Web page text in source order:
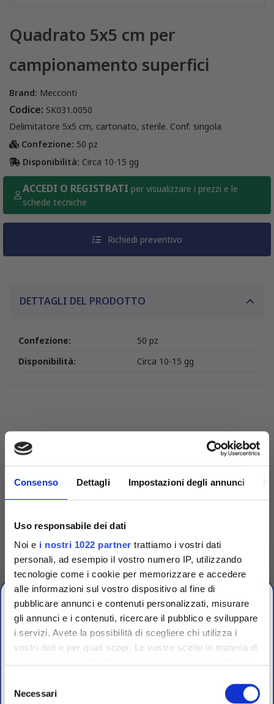
Consenso Dettagli Impostazioni degli annunci
Uso responsabile dei dati
Noi e i nostri 1022 partner trattiamo i vostri dati
personali, ad esempio il vostro numero IP, utilizzando
tecnologie come i cookie per memorizzare e accedere
alle informazioni sul vostro dispositivo al fine di
pubblicare annunci e contenuti personalizzati, misurare
gli annunci e i contenuti, ricercare il pubblico e sviluppare
i servizi. Avete la possibilità di scegliere chi utilizza i
vostri dati e per quali scopi. Le vostre scelte in materia di
modificare o revocare il proprio consenso in qualsiasi
delNecessari
Quadrato 5x5 cm per
campionamento superfici
Brand: Mecconti
Codice: SK031.0050
Delimitatore 5x5 cm, cartonato, sterile. Conf. singola
Confezione: 50 pz
Disponibilità: Circa 10-15 gg
ACCEDI O REGISTRATI per visualizzare i prezzi e le
schede tecniche
Richiedi preventivo
DETTAGLI DEL PRODOTTO
Confezione:
50 pz
Disponibilità:
Circa 10-15 gg
Competenza
Fornitori specializzati per laboratori conto terzi e
controllo qualità industriale
CHIUSURA